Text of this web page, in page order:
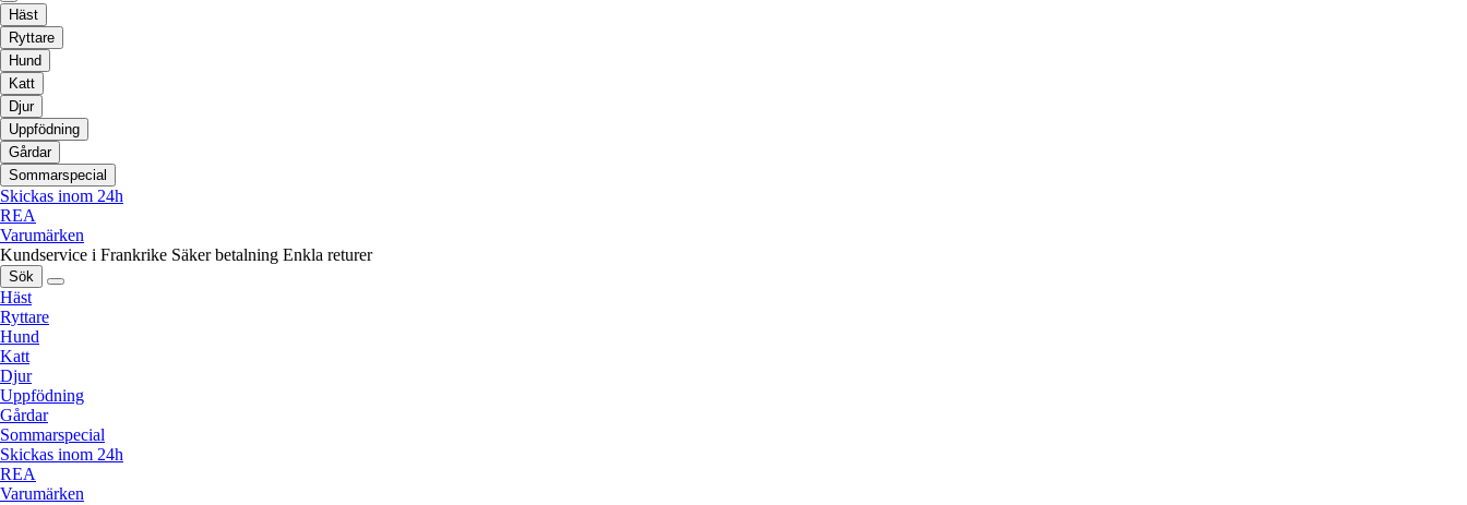
Häst
Ryttare
Hund
Katt
Djur
Uppfödning
Gårdar
Sommarspecial
Skickas inom 24h
REA
Varumärken
Kundservice i Frankrike Säker betalning Enkla returer
Sök
Häst
Ryttare
Hund
Katt
Djur
Uppfödning
Gårdar
Sommarspecial
Skickas inom 24h
REA
Varumärken